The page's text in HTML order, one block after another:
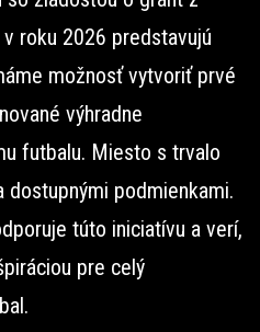
roku 2026 predstavujú
možnosť vytvoriť prvé
výhradne
futbalu. Miesto s trvalo
dostupnými podmienkami.
túto iniciatívu a verí,
pre celý